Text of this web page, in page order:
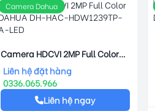
Camera Dahua
Camera HDCVI 2MP Full Color
DAHUA DH-HAC-HDW1239TP-
A-LED
Liên hệ đặt hàng
0336.065.966
Liên hệ ngay